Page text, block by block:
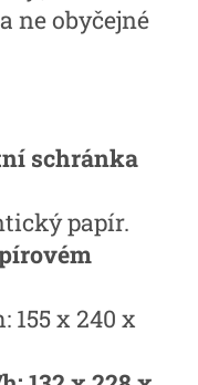
ne obyčejné
schránka
papír.
155 x 240 x